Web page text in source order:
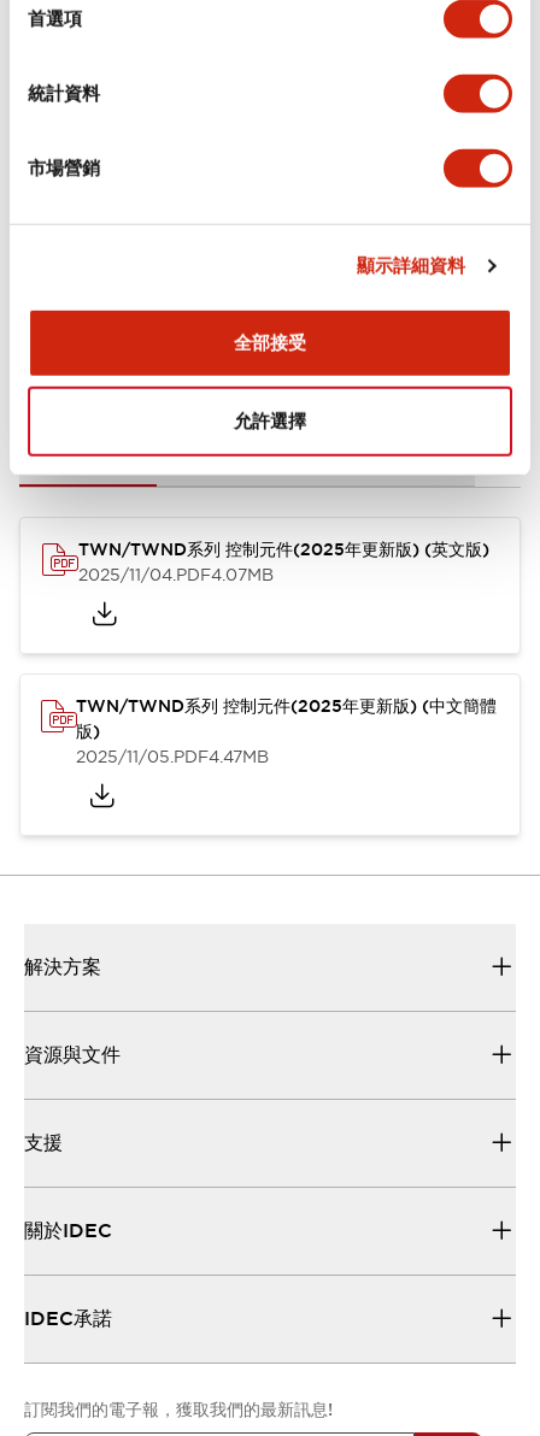
首選項
統計資料
市場營銷
顯示詳細資料
全部接受
允許選擇
審美規範
環境規範
機械規格
安裝和安裝規範
文件和檔案
型錄和宣傳手冊 CAD檔 認證與標準 技術文件 其他
TWN/TWND系列 控制元件(2025年更新版) (英文版)
2025/11/04.PDF4.07MB
TWN/TWND系列 控制元件(2025年更新版) (中文簡體
版)
2025/11/05.PDF4.47MB
解決方案
資源與文件
支援
關於IDEC
IDEC承諾
訂閱我們的電子報，獲取我們的最新訊息!